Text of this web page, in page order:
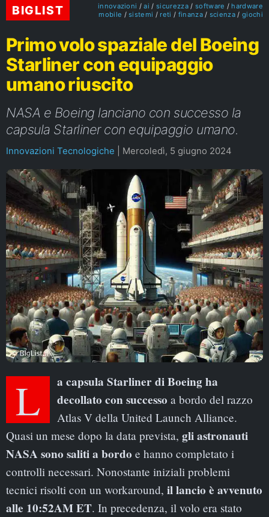
BIGLIST innovazioni ai sicurezza software
hardware
mobile
sistemi reti finanza scienza giochi
Primo volo spaziale del Boeing
Starliner con equipaggio
umano riuscito
NASA e Boeing lanciano con successo la
capsula Starliner con equipaggio umano.
Innovazioni Tecnologiche Mercoledì, 5 giugno 2024
La capsula Starliner di Boeing ha decollato con successo a bordo del razzo
Atlas V della United Launch Alliance.
Quasi un mese dopo la data prevista, gli astronauti
NASA sono saliti a bordo e hanno completato i
controlli necessari. Nonostante iniziali problemi
tecnici risolti con un workaround, il lancio è avvenuto
alle 10:52AM ET. In precedenza, il volo era stato